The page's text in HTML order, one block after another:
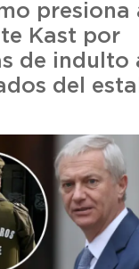
presiona
Kast por
de indulto
del